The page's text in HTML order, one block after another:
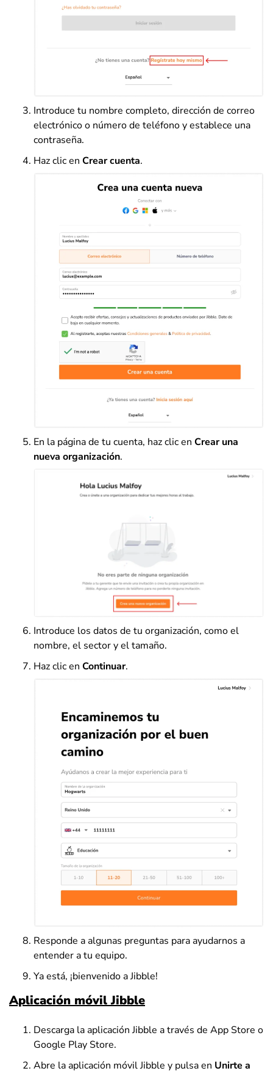
Introduce tu nombre completo, dirección de correo
electrónico o número de teléfono y establece una
contraseña.
Haz clic en Crear cuenta.
En la página de tu cuenta, haz clic en Crear una
nueva organización.
Introduce los datos de tu organización, como el
nombre, el sector y el tamaño.
Haz clic en Continuar.
Responde a algunas preguntas para ayudarnos a
entender a tu equipo.
Ya está, ¡bienvenido a Jibble!
Aplicación móvil Jibble
Descarga la aplicación Jibble a través de App Store o
Google Play Store.
Abre la aplicación móvil Jibble y pulsa en Unirte a